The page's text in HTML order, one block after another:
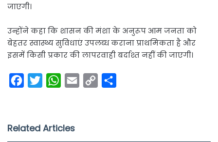
जाएगी।
उन्होंने कहा कि शासन की मंशा के अनुरूप आम जनता को
बेहतर स्वास्थ्य सुविधाएं उपलब्ध कराना प्राथमिकता है और
इसमें किसी प्रकार की लापरवाही बर्दाश्त नहीं की जाएगी।
e
t
W
t
Related Articles